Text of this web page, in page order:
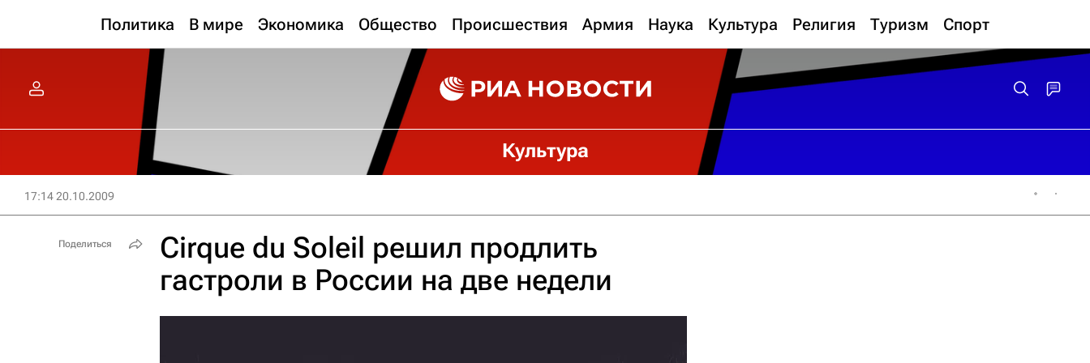
Политика В мире Экономика Общество Происшествия Армия Наука Культура Религия Туризм Спорт
Культура
17:14 20.10.2009
Cirque du Soleil решил продлить
гастроли в России на две недели
Поделиться